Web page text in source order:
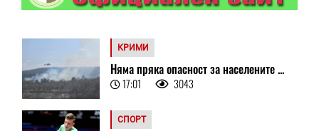
КРИМИ
Няма пряка опасност за населените ...
17:01 3043
СПОРТ